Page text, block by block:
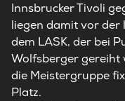
Innsbrucker Tivoli
liegen damit vor der
dem LASK, der bei
Wolfsberger gereiht
die Meistergruppe
Platz.